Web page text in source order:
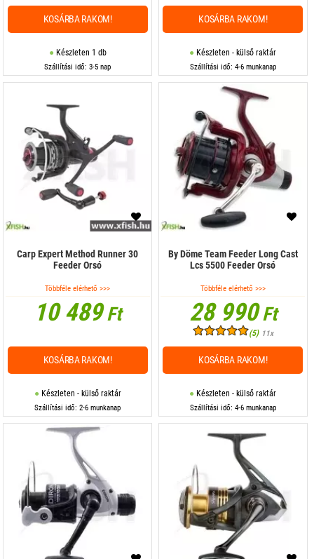
Készleten 1 db
Szállítási idő: 3-5 nap
KOSÁRBA RAKOM!
Készleten - külső raktár
Szállítási idő: 4-6 munkanap
KOSÁRBA RAKOM!
Carp Expert Method Runner 30
Feeder Orsó
Többféle elérhető >>>
10 489Ft
Készleten - külső raktár
Szállítási idő: 2-6 munkanap
KOSÁRBA RAKOM!
By Döme Team Feeder Long Cast
Lcs 5500 Feeder Orsó
Többféle elérhető >>>
28 990Ft
(5) 11x
Készleten - külső raktár
Szállítási idő: 4-6 munkanap
KOSÁRBA RAKOM!